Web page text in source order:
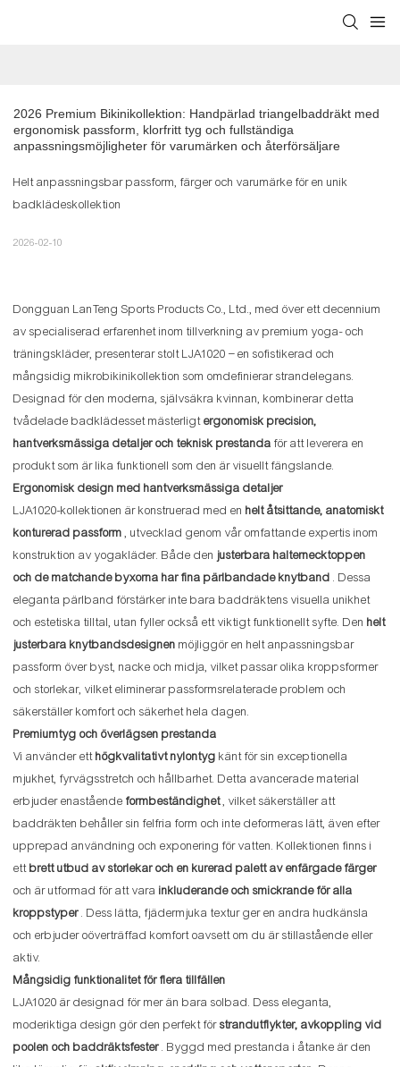
2026 Premium Bikinikollektion: Handpärlad triangelbaddräkt med
ergonomisk passform, klorfritt tyg och fullständiga
anpassningsmöjligheter för varumärken och återförsäljare
Helt anpassningsbar passform, färger och varumärke för en unik
badklädeskollektion
2026-02-10
Dongguan LanTeng Sports Products Co., Ltd., med över ett decennium
av specialiserad erfarenhet inom tillverkning av premium yoga- och
träningskläder, presenterar stolt LJA1020 – en sofistikerad och
mångsidig mikrobikinikollektion som omdefinierar strandelegans.
Designad för den moderna, självsäkra kvinnan, kombinerar detta
tvådelade badklädesset mästerligtergonomisk precision,
hantverksmässiga detaljer och teknisk prestanda för att leverera en
produkt som är lika funktionell som den är visuellt fängslande.
Ergonomisk design med hantverksmässiga detaljer
LJA1020-kollektionen är konstruerad med en helt åtsittande, anatomiskt
konturerad passform, utvecklad genom vår omfattande expertis inom
konstruktion av yogakläder. Både den justerbara halternecktoppen
och de matchande byxorna har fina pärlbandade knytband . Dessa
eleganta pärlband förstärker inte bara baddräktens visuella unikhet
och estetiska tilltal, utan fyller också ett viktigt funktionellt syfte. Den helt
justerbara knytbandsdesignen möjliggör en helt anpassningsbar
passform över byst, nacke och midja, vilket passar olika kroppsformer
och storlekar, vilket eliminerar passformsrelaterade problem och
säkerställer komfort och säkerhet hela dagen.
Premiumtyg och överlägsen prestanda
Vi använder etthögkvalitativt nylontyg känt för sin exceptionella
mjukhet, fyrvägsstretch och hållbarhet. Detta avancerade material
erbjuder enastående formbeständighet, vilket säkerställer att
baddräkten behåller sin felfria form och inte deformeras lätt, även efter
upprepad användning och exponering för vatten. Kollektionen finns i
ettbrett utbud av storlekar och en kurerad palett av enfärgade färger
och är utformad för att vara inkluderande och smickrande för alla
kroppstyper. Dess lätta, fjädermjuka textur ger en andra hudkänsla
och erbjuder oöverträffad komfort oavsett om du är stillastående eller
aktiv.
Mångsidig funktionalitet för flera tillfällen
LJA1020 är designad för mer än bara solbad. Dess eleganta,
moderiktiga design gör den perfekt förstrandutflykter, avkoppling vid
poolen och baddräktsfester. Byggd med prestanda i åtanke är den